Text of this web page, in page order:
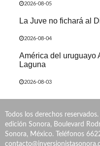
2026-08-05
La Juve no fichará al
2026-08-04
América del uruguayo
Laguna
2026-08-03
Todos los derechos
edición Sonora, Boulevard
Sonora, México. Teléfonos